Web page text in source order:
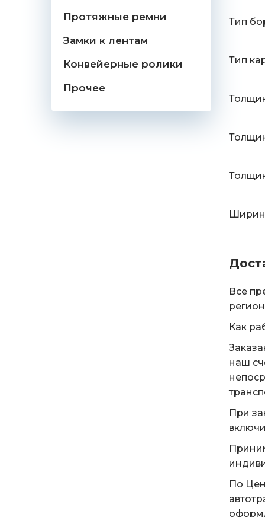
Протяжные ремни
Замки к лентам
Конвейерные ролики
Прочее
Тип
Тип
Все
Как
наш
При
По